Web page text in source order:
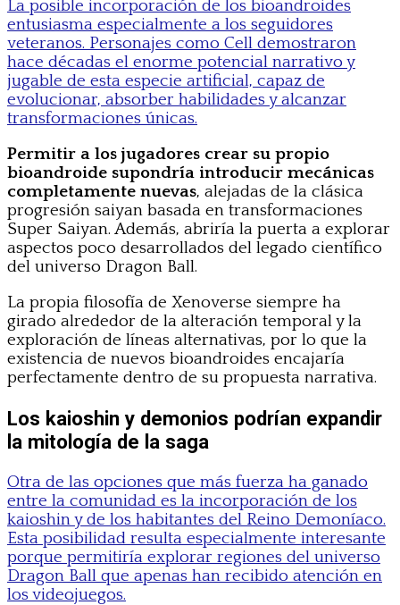
La posible incorporación de los bioandroides
entusiasma especialmente a los seguidores
veteranos. Personajes como Cell demostraron
hace décadas el enorme potencial narrativo y
jugable de esta especie artificial, capaz de
evolucionar, absorber habilidades y alcanzar
transformaciones únicas.
Permitir a los jugadores crear su propio
bioandroide supondría introducir mecánicas
completamente nuevas, alejadas de la clásica
progresión saiyan basada en transformaciones
Super Saiyan. Además, abriría la puerta a explorar
aspectos poco desarrollados del legado científico
del universo Dragon Ball.
La propia filosofía de Xenoverse siempre ha
girado alrededor de la alteración temporal y la
exploración de líneas alternativas, por lo que la
existencia de nuevos bioandroides encajaría
perfectamente dentro de su propuesta narrativa.
Los kaioshin y demonios podrían expandir
la mitología de la saga
Otra de las opciones que más fuerza ha ganado
entre la comunidad es la incorporación de los
kaioshin y de los habitantes del Reino Demoníaco.
Esta posibilidad resulta especialmente interesante
porque permitiría explorar regiones del universo
Dragon Ball que apenas han recibido atención en
los videojuegos.